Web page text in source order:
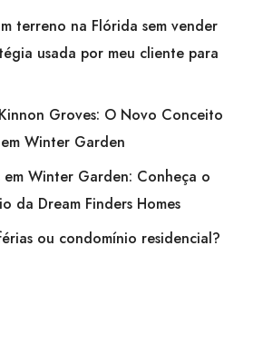
terreno na Flórida sem vender
usada por meu cliente para
Groves: O Novo Conceito
Winter Garden
em Winter Garden: Conheça o
da Dream Finders Homes
ou condomínio residencial?